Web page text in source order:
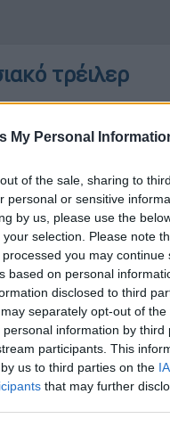
My Personal
of the sale, sharing to
personal or sensitive
by us, please use the
selection. Please note
you may continue
based on personal
disclosed to third
separately opt-out of the
information by third
participants. This
us to third parties on the
that may further
τρέιλερ
Stephen Colbert»,
έπους, με τον
του Οδυσσέα
με τον Κύκλωπα,
ως Αντίνοος,
τον θρόνο της
εντυπωσιακό
την επική αφήγηση:
την
η Ζεντάγια